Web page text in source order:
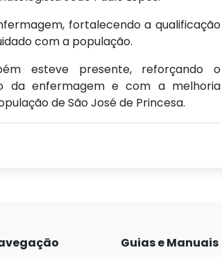
fortalecendo a qualificação
com a população.
esteve presente, reforçando o
da enfermagem e com a melhoria
de São José de Princesa.
Guias e Manuais